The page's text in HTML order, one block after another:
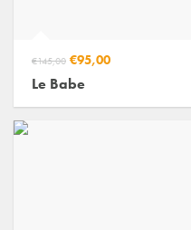
€145,00 €95,00
Le Babe